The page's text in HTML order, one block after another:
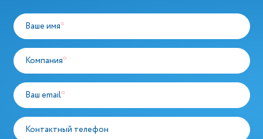
Ваше имя*
Компания*
Ваш email*
Контактный телефон